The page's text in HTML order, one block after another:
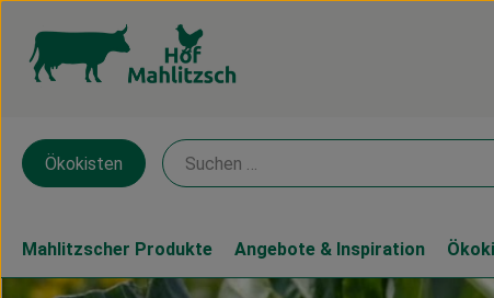
Ökokisten
Mahlitzscher Produkte Angebote & Inspiration